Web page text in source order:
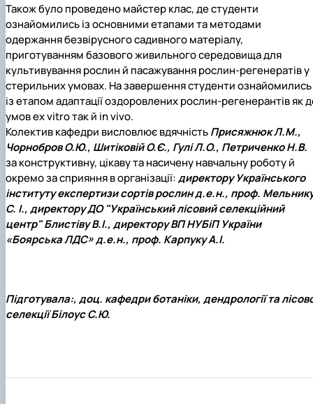
Також було проведено майстер клас, де студенти
ознайомились із основними етапами та методами
одержання безвірусного садивного матеріалу,
приготуванням базового живильного середовища для
культивування рослин й пасажування рослин-регенератів у
стерильних умовах. На завершення студенти ознайомились
із етапом адаптації оздоровлених рослин-регенерантів як
умов ex vitro так й in vivo.
Колектив кафедри висловлює вдячністьПрисяжнюк Л.М.,
Чорнобров О.Ю., Шитіковій О.Є., Гулі Л.О., Петриченко Н.В.
за конструктивну, цікаву та насичену навчальну роботу й
окремо за сприяння в організації:директору Українського
інституту експертизи сортів рослин д.е.н., проф.
С. І., директору ДО "Український лісовий селекційний
центр" Блистіву В.І., директору ВП НУБіП України
«Боярська ЛДС» д.е.н., проф. Карпуку А.І.
Підготувала:, доц. кафедри ботаніки, дендрології та
селекції Білоус С.Ю.